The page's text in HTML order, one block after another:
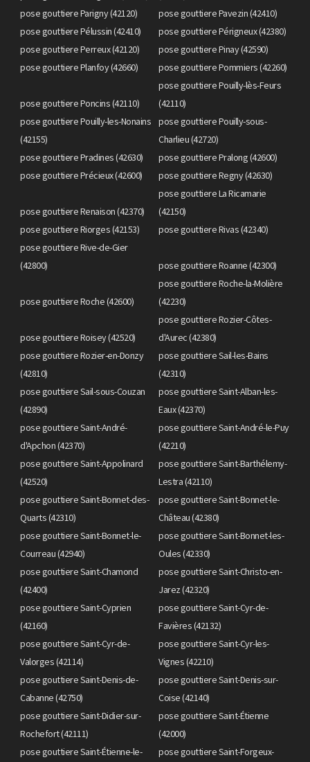
pose gouttiere Parigny (42120)
pose gouttiere Pavezin (42410)
pose gouttiere Pélussin (42410)
pose gouttiere Périgneux (42380)
pose gouttiere Perreux (42120)
pose gouttiere Pinay (42590)
pose gouttiere Planfoy (42660)
pose gouttiere Pommiers (42260)
pose gouttiere Poncins (42110)
pose gouttiere Pouilly-lès-Feurs
(42110)
pose gouttiere Pouilly-les-Nonains
(42155)
pose gouttiere Pouilly-sous-
Charlieu (42720)
pose gouttiere Pradines (42630)
pose gouttiere Pralong (42600)
pose gouttiere Précieux (42600)
pose gouttiere Regny (42630)
pose gouttiere Renaison (42370)
pose gouttiere La Ricamarie
(42150)
pose gouttiere Riorges (42153)
pose gouttiere Rivas (42340)
pose gouttiere Rive-de-Gier
(42800)
pose gouttiere Roanne (42300)
pose gouttiere Roche (42600)
pose gouttiere Roche-la-Molière
(42230)
pose gouttiere Roisey (42520)
pose gouttiere Rozier-Côtes-
d'Aurec (42380)
pose gouttiere Rozier-en-Donzy
(42810)
pose gouttiere Sail-les-Bains
(42310)
pose gouttiere Sail-sous-Couzan
(42890)
pose gouttiere Saint-Alban-les-
Eaux (42370)
pose gouttiere Saint-André-
d'Apchon (42370)
pose gouttiere Saint-André-le-Puy
(42210)
pose gouttiere Saint-Appolinard
(42520)
pose gouttiere Saint-Barthélemy-
Lestra (42110)
pose gouttiere Saint-Bonnet-des-
Quarts (42310)
pose gouttiere Saint-Bonnet-le-
Château (42380)
pose gouttiere Saint-Bonnet-le-
Courreau (42940)
pose gouttiere Saint-Bonnet-les-
Oules (42330)
pose gouttiere Saint-Chamond
(42400)
pose gouttiere Saint-Christo-en-
Jarez (42320)
pose gouttiere Saint-Cyprien
(42160)
pose gouttiere Saint-Cyr-de-
Favières (42132)
pose gouttiere Saint-Cyr-de-
Valorges (42114)
pose gouttiere Saint-Cyr-les-
Vignes (42210)
pose gouttiere Saint-Denis-de-
Cabanne (42750)
pose gouttiere Saint-Denis-sur-
Coise (42140)
pose gouttiere Saint-Didier-sur-
Rochefort (42111)
pose gouttiere Saint-Étienne
(42000)
pose gouttiere Saint-Étienne-le-
pose gouttiere Saint-Forgeux-